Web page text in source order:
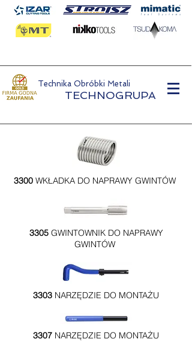
Technika Obróbki Metali
TECHNOGRUPA
3300 WKŁADKA DO NAPRAWY GWINTÓW
3305GWINTOWNIK DO NAPRAWY
GWINTÓW
3303 NARZĘDZIE DO MONTAŻU
3307 NARZĘDZIE DO MONTAŻU